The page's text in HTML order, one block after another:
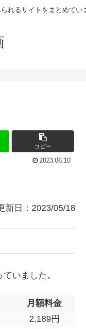
れるサイトをまとめてい
コピー
2023.06.10
新日：2023/05/18
いました。
月額料金
2,189円